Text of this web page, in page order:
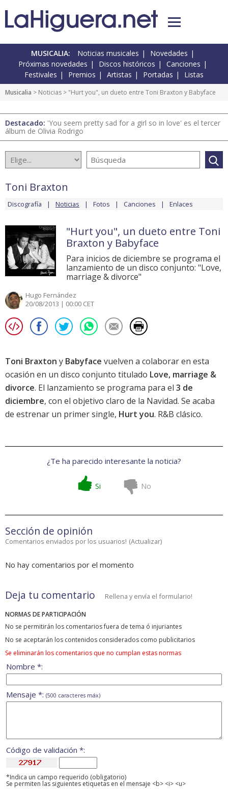
MUSICALIA: Noticias musicales
Novedades
Próximas novedades
Discos históricos
Canciones
Festivales
Premios Artistas Portadas Listas
Musicalia > Noticias > "Hurt you", un dueto entre Toni Braxton y Babyface
Destacado: 'You seem pretty sad for a girl so in love' es el tercer
álbum de Olivia Rodrigo
Toni Braxton
Discografía Noticias Fotos Canciones Enlaces
"Hurt you", un dueto entre Toni
Braxton y Babyface
Para inicios de diciembre se programa el
lanzamiento de un disco conjunto: "Love,
marriage & divorce"
Hugo Fernández
20/08/2013 | 00:00 CET
Toni Braxton y Babyface vuelven a colaborar en esta
ocasión en un disco conjunto titulado Love, marriage &
divorce. El lanzamiento se programa para el 3 de
diciembre, con el objetivo claro de la Navidad. Se acaba
de estrenar un primer single, Hurt you. R&B clásico.
¿Te ha parecido interesante la noticia?
Si No
Sección de opinión
Comentarios enviados por los usuarios! (Actualizar)
No hay comentarios por el momento
Deja tu comentario Rellena y envía el formulario!
NORMAS DE PARTICIPACIÓN
No se permitirán los comentarios fuera de tema ó injuriantes
No se aceptarán los contenidos considerados como publicitarios
Se eliminarán los comentarios que no cumplan estas normas
Nombre *:
Mensaje *: (500 caracteres máx)
Código de validación *:
*Indica un campo requerido (obligatorio)
Se permiten las siguientes etiquetas en el mensaje <b> <i> <u>